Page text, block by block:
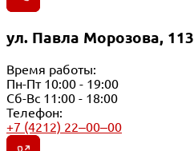
ул. Павла Морозова, 113
Время работы:
Пн-Пт 10:00 - 19:00
Сб-Вс 11:00 - 18:00
Телефон:
+7 (4212) 22‒00‒00